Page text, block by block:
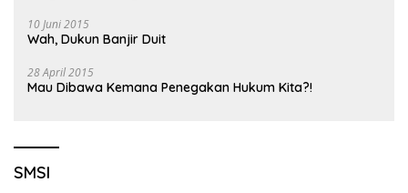
10 Juni 2015
Wah, Dukun Banjir Duit
28 April 2015
Mau Dibawa Kemana Penegakan Hukum Kita?!
SMSI